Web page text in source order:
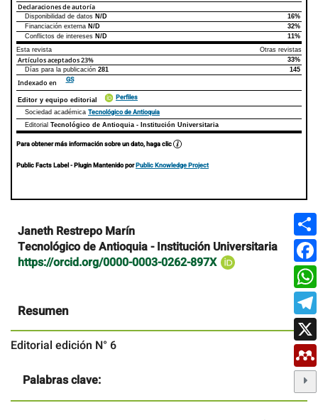
Declaraciones de autoría
Declaraciones de autoríaEste artículo
Disponibilidad de datos N/D
16%
Financiación externa N/D
32%
Conflictos de intereses N/D
11%
Esta revista
Otras revistas
Artículos aceptados23%
33%
Días para la publicación 281 145
Indexado en GS
Editor y equipo editorial Perfiles
Sociedad académica Tecnológico de Antioquia
Editorial Tecnológico de Antioquia - Institución Universitaria
Para obtener más información sobre un dato, haga clic
Public Facts Label- Plugin Mantenido porPublic Knowledge Project
Contenido
principal
del
artículo
Janeth Restrepo Marín
Tecnológico de Antioquia - Institución Universitaria
https://orcid.org/0000-0003-0262-897X
Resumen
Editorial edición N° 6
Palabras clave: